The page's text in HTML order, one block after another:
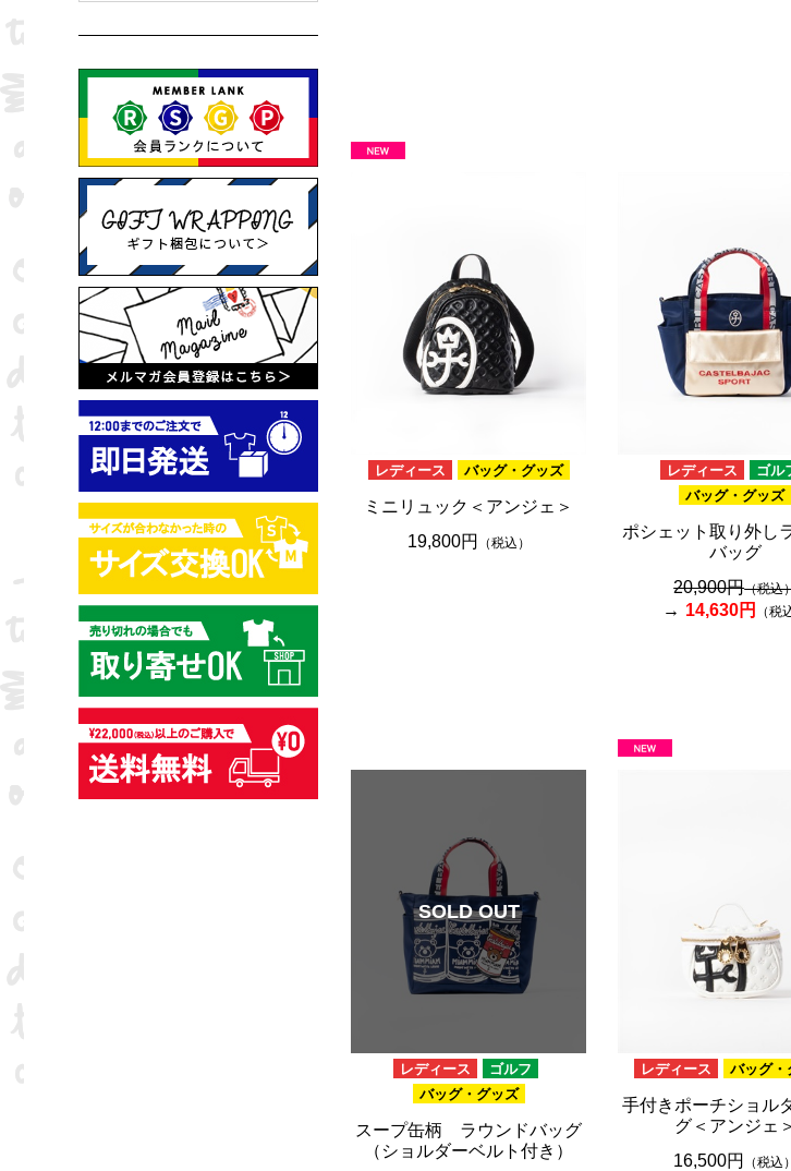
ピンク
ブラック
ブルー
グリーン
イエロー
グレー
パープル
ベージュ
20,001円 ～
レディース バッグ・グッズ
ミニリュック＜アンジェ＞
19,800円
（税込）
レディース
ゴル
バッグ・グッズ
ポシェット取り外し
バッグ
20,900円（税込
14,630円 （税
SOLD OUT
レディース
ゴルフ
バッグ・グッズ
スープ缶柄 ラウンドバッグ
（ショルダーベルト付き）
レディース バッグ・
手付きポーチショル
グ＜アンジェ＞
16,500円
（税込）